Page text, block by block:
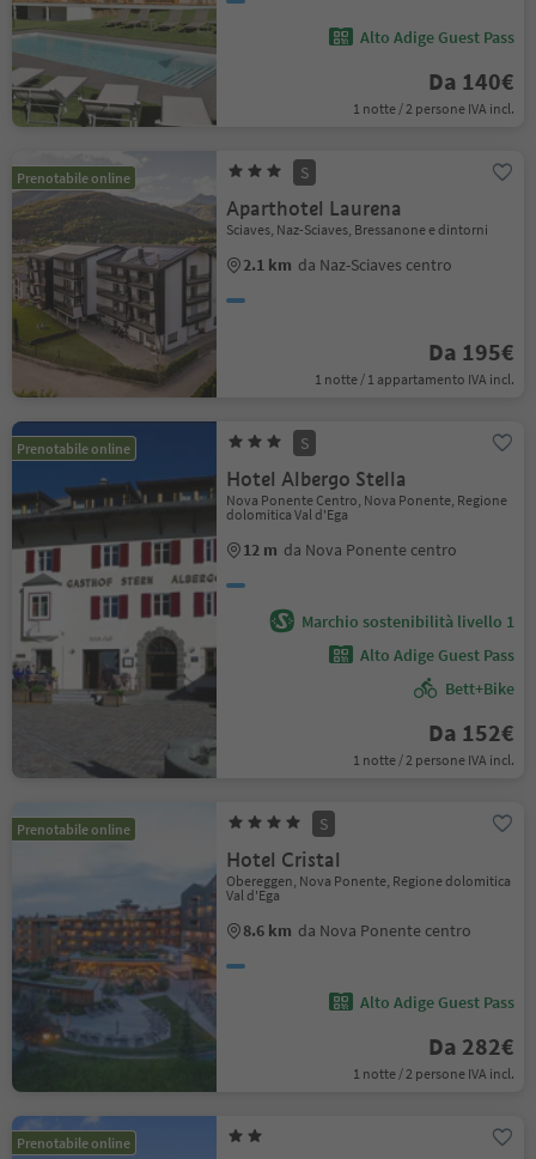
Alto Adige Guest Pass
Da 140€
1 notte / 2 persone IVA incl.
Prenotabile online S
Aparthotel Laurena
Sciaves, Naz-Sciaves, Bressanone e dintorni
2.1 km da Naz-Sciaves centro
Da 195€
1 notte / 1 appartamento IVA incl.
Prenotabile online S
Hotel Albergo Stella
Nova Ponente Centro, Nova Ponente, Regione
dolomitica Val d'Ega
12 m da Nova Ponente centro
Marchio sostenibilità livello 1
Alto Adige Guest Pass
Bett+Bike
Da 152€
1 notte / 2 persone IVA incl.
Prenotabile online S
Hotel Cristal
Obereggen, Nova Ponente, Regione dolomitica
Val d'Ega
8.6 km da Nova Ponente centro
Alto Adige Guest Pass
Da 282€
1 notte / 2 persone IVA incl.
Prenotabile online